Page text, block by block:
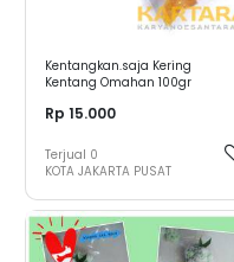
Kentangkan.saja Kering
Kentang Omahan 100gr
Rp 15.000
Terjual 0
KOTA JAKARTA PUSAT